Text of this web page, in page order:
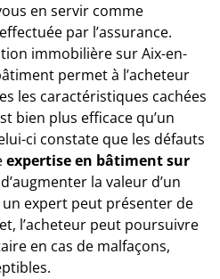
en servir comme
par l’assurance.
immobilière sur Aix-en-
permet à l’acheteur
les caractéristiques cachées
bien plus efficace qu’un
ci constate que les défauts
expertise en bâtiment sur
la valeur d’un
expert peut présenter de
l’acheteur peut poursuivre
en cas de malfaçons,